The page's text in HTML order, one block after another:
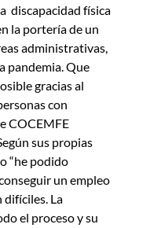
discapacidad física
la portería de un
administrativas,
pandemia. Que
gracias al
con
COCEMFE
sus propias
“he podido
un empleo
La
el proceso y su